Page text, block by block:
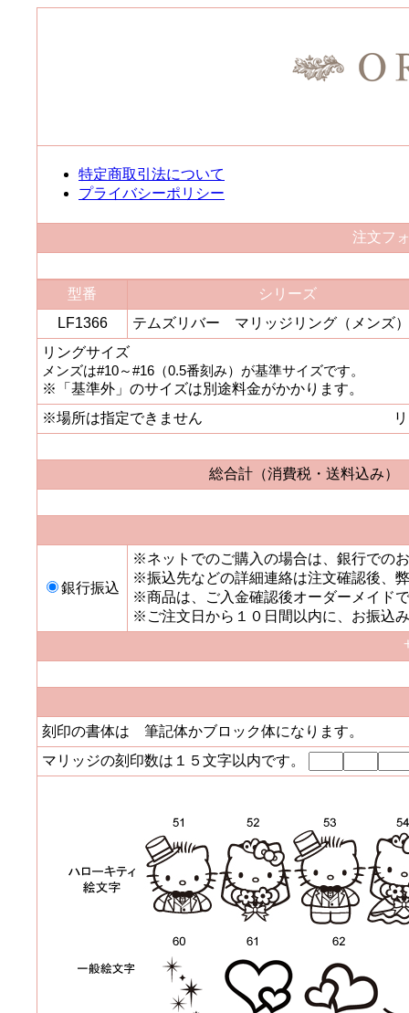
特定商取引法について
プライバシーポリシー
注文フ
型番
シリーズ
LF1366
テムズリバー マリッジリング（メンズ）
リングサイズ
メンズは#10～#16（0.5番刻み）が基準サイズです。
※「基準外」のサイズは別途料金がかかります。
※場所は指定できません
総合計（消費税・送料込み）
銀行振込
※ネットでのご購入の場合は、銀行での
※振込先などの詳細連絡は注文確認後、
※商品は、ご入金確認後オーダーメイド
※ご注文日から１０日間以内に、お振込
刻印の書体は 筆記体かブロック体にな
マリッジの刻印数は１５文字以内です。